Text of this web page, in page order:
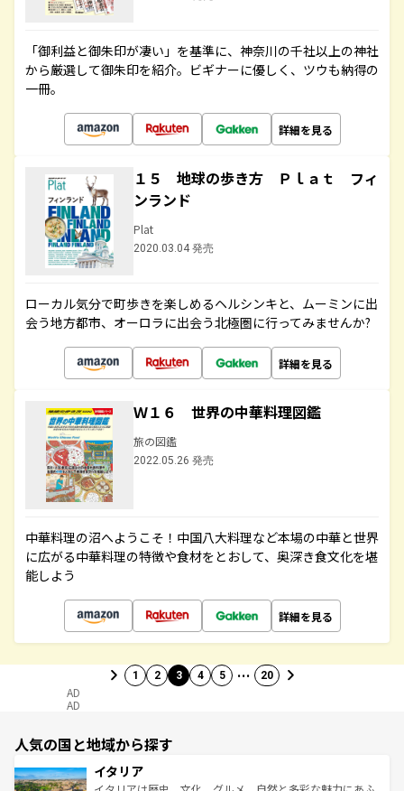
「御利益と御朱印が凄い」を基準に、神奈川の千社以上の神社
から厳選して御朱印を紹介。ビギナーに優しく、ツウも納得の
一冊。
詳細を見る
１５ 地球の歩き方 Ｐｌａｔ フィ
ンランド
Plat
2020.03.04 発売
ローカル気分で町歩きを楽しめるヘルシンキと、ムーミンに出
会う地方都市、オーロラに出会う北極圏に行ってみませんか?
詳細を見る
Ｗ１６ 世界の中華料理図鑑
旅の図鑑
2022.05.26 発売
中華料理の沼へようこそ！中国八大料理など本場の中華と世界
に広がる中華料理の特徴や食材をとおして、奥深き食文化を堪
能しよう
詳細を見る
1 2 3 4 5 … 20
AD
AD
人気の国と地域から探す
イタリア